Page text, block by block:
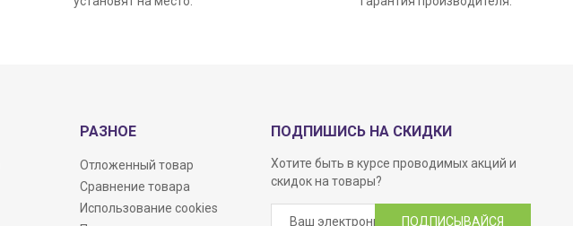
РАЗНОЕ
Отложенный товар
Сравнение товара
Использование cookies
ПОДПИШИСЬ НА СКИДКИ
Хотите быть в курсе проводимых акций и
скидок на товары?
ПОДПИСЫВАЙСЯ